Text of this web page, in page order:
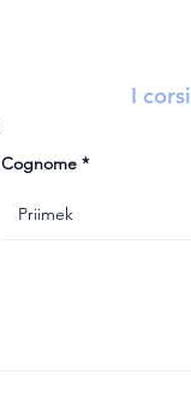
Cognome
I corsi